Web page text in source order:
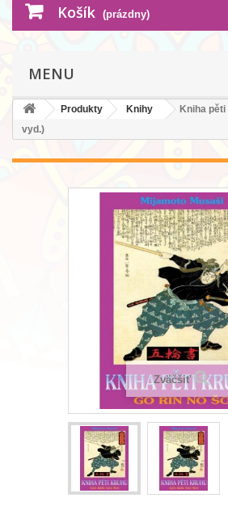
Košík (prázdny)
MENU
Produkty Knihy
Kniha
vyd.)
Zväčšiť